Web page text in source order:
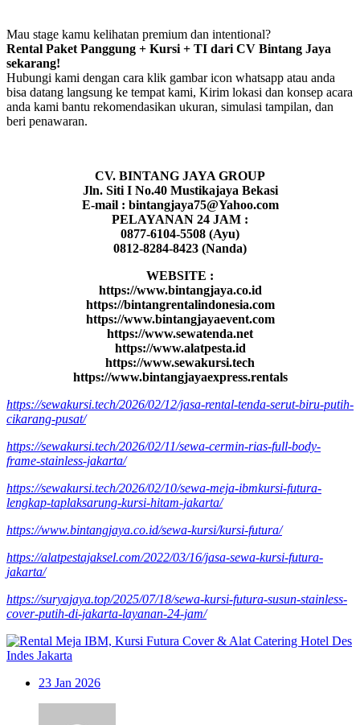
Mau stage kamu kelihatan premium dan intentional?
Rental Paket Panggung + Kursi + TI dari CV Bintang Jaya
sekarang!
Hubungi kami dengan cara klik gambar icon whatsapp atau anda
bisa datang langsung ke tempat kami, Kirim lokasi dan konsep acara
anda kami bantu rekomendasikan ukuran, simulasi tampilan, dan
beri penawaran.
CV. BINTANG JAYA GROUP
Jln. Siti I No.40 Mustikajaya Bekasi
E-mail : bintangjaya75@Yahoo.com
PELAYANAN 24 JAM :
0877-6104-5508 (Ayu)
0812-8284-8423 (Nanda)
WEBSITE :
https://www.bintangjaya.co.id
https://bintangrentalindonesia.com
https://www.bintangjayaevent.com
https://www.sewatenda.net
https://www.alatpesta.id
https://www.sewakursi.tech
https://www.bintangjayaexpress.rentals
https://sewakursi.tech/2026/02/12/jasa-rental-tenda-serut-biru-putih-
cikarang-pusat/
https://sewakursi.tech/2026/02/11/sewa-cermin-rias-full-body-
frame-stainless-jakarta/
https://sewakursi.tech/2026/02/10/sewa-meja-ibmkursi-futura-
lengkap-taplaksarung-kursi-hitam-jakarta/
https://www.bintangjaya.co.id/sewa-kursi/kursi-futura/
https://alatpestajaksel.com/2022/03/16/jasa-sewa-kursi-futura-
jakarta/
https://suryajaya.top/2025/07/18/sewa-kursi-futura-susun-stainless-
cover-putih-di-jakarta-layanan-24-jam/
23 Jan 2026